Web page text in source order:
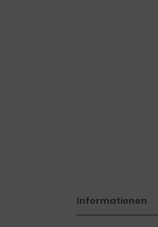
Informationen